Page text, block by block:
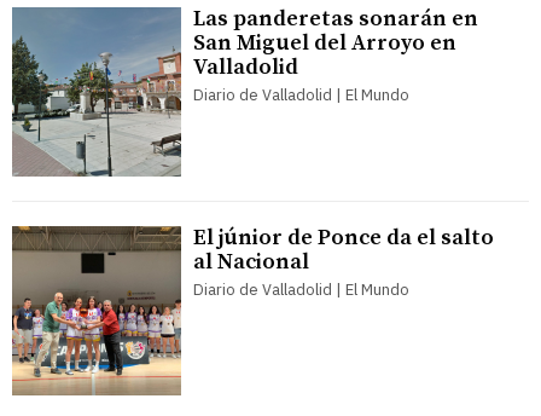
Las panderetas sonarán en
San Miguel del Arroyo en
Valladolid
Diario de Valladolid | El Mundo
El júnior de Ponce da el salto
al Nacional
Diario de Valladolid | El Mundo